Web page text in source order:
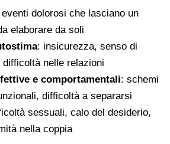
eventi dolorosi che lasciano un
elaborare da soli
: insicurezza, senso di
difficoltà nelle relazioni
e comportamentali: schemi
difficoltà a separarsi
sessuali, calo del desiderio,
nella coppia